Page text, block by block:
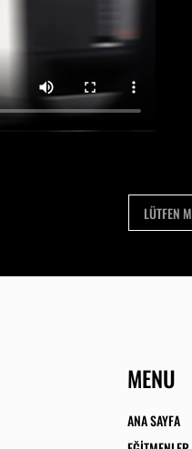
MENU
ANA SAYFA